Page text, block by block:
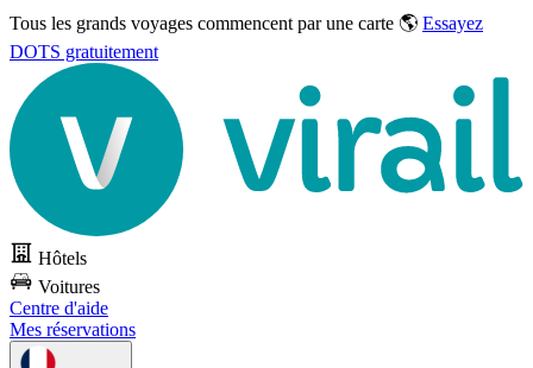
Tous les grands voyages commencent par une carte 🌎 Essayez
DOTS gratuitement
Hôtels
Voitures
Centre d'aide
Mes réservations